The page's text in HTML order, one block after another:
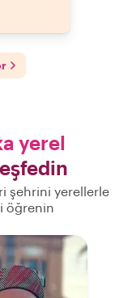
yerel
şehrini yerellerle
öğrenin